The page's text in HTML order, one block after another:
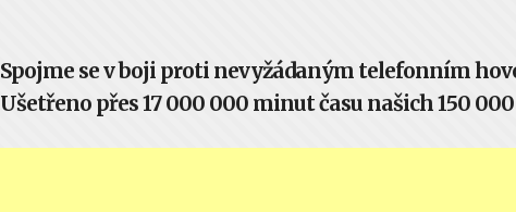
Spojme se v boji proti nevyžádaným telefonním
Ušetřeno přes 17 000 000 minut času našich 150 000